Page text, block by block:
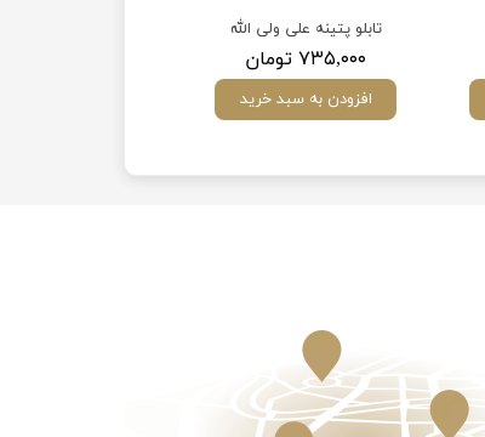
تابلو پتینه علی ولی الله
۷۳۵,۰۰۰ تومان
افزودن به سبد خرید